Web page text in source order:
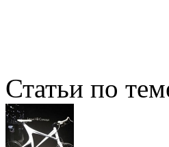
Статьи по